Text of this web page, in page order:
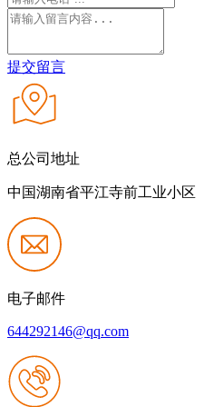
提交留言
总公司地址
中国湖南省平江寺前工业小区
电子邮件
644292146@qq.com